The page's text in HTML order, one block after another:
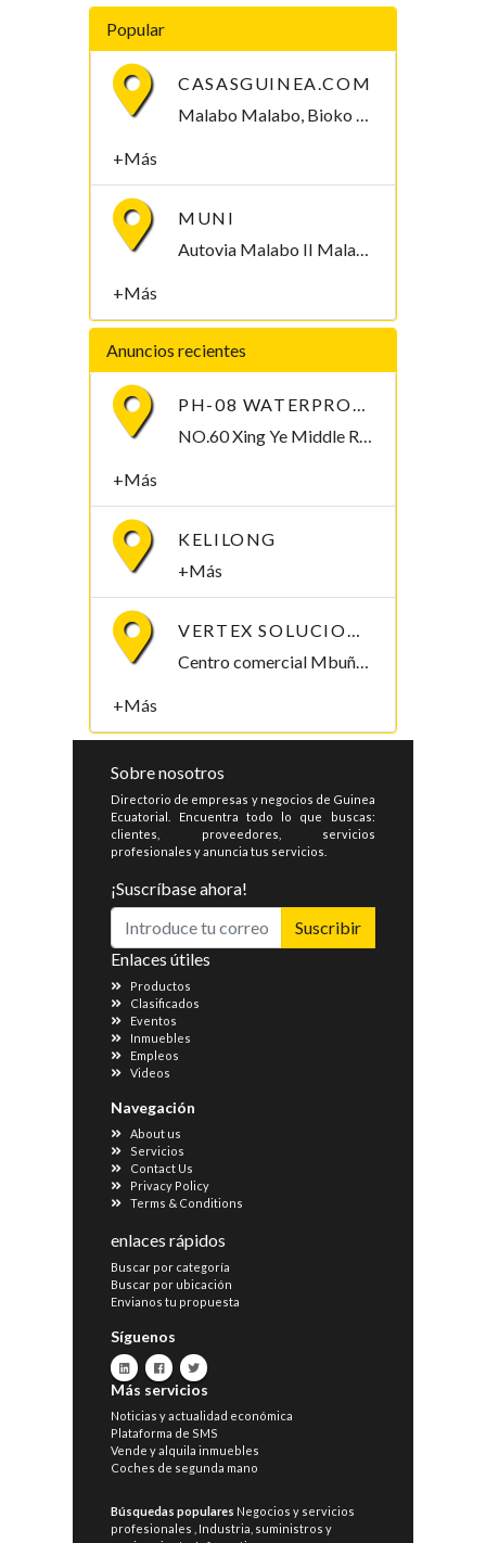
Popular
CASASGUINEA.COM
Malabo Malabo, Bioko Norte , Guinea Ecuatorial
+Más
MUNI
Autovia Malabo II Malabo, Bioko Norte , Guinea Ecuatorial
+Más
Anuncios recientes
PH-08 WATERPROOF PEN-TYPE SOIL PH METER
NO.60 Xing Ye Middle Road Fuan Fujian China , 355019,
+Más
KELILONG
+Más
VERTEX SOLUCIONES S.L.
Centro comercial Mbuña Bocamba, primera planta. Bata, Litoral , Guinea Ecuatorial
+Más
Sobre nosotros
Directorio de empresas y negocios de Guinea
Ecuatorial. Encuentra todo lo que buscas:
clientes, proveedores, servicios
profesionales y anuncia tus servicios.
¡Suscríbase ahora!
Suscribir
Enlaces útiles
Productos
Clasificados
Eventos
Inmuebles
Empleos
Videos
Navegación
About us
Servicios
Contact Us
Privacy Policy
Terms & Conditions
enlaces rápidos
Buscar por categoría
Buscar por ubicación
Envianos tu propuesta
Síguenos
Más servicios
Noticias y actualidad económica
Plataforma de SMS
Vende y alquila inmuebles
Coches de segunda mano
Búsquedas populares Negocios y servicios
profesionales
Industria, suministros y